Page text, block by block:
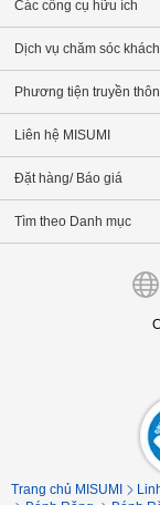
Các công cụ hữu ích
Dịch vụ chăm sóc
Phương tiện truyền
Liên hệ MISUMI
Đặt hàng/ Báo giá
Tìm theo Danh mục
Trang chủ MISUMI